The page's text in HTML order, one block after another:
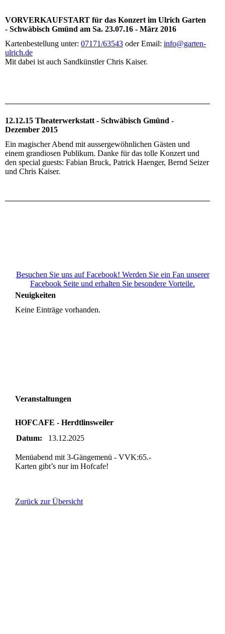
VORVERKAUFSTART für das Konzert im Ulrich Garten
- Schwäbisch Gmünd am Sa. 23.07.16 - März 2016
Kartenbestellung unter: 07171/63543 oder Email: info@garten-
ulrich.de
Mit dabei ist auch Sandkünstler Chris Kaiser.
12.12.15 Theaterwerkstatt - Schwäbisch Gmünd -
Dezember 2015
Ein magischer Abend mit aussergewöhnlichen Gästen und
einem grandiosen Publikum. Danke für das tolle Konzert und
den special guests: Fabian Bruck, Patrick Haenger, Bernd Seizer
und Chris Kaiser.
Besuchen Sie uns auf Facebook! Werden Sie ein Fan unserer
Facebook Seite und erhalten Sie besondere Vorteile.
Neuigkeiten
Keine Einträge vorhanden.
Veranstaltungen
HOFCAFE - Herdtlinsweiler
Datum:
13.12.2025
Menüabend mit 3-Gängemenü - VVK:65.-
Karten gibt’s nur im Hofcafe!
Zurück zur Übersicht